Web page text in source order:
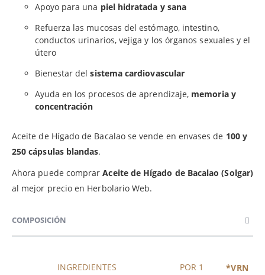
Apoyo para una piel hidratada y sana
Refuerza las mucosas del estómago, intestino,
conductos urinarios, vejiga y los órganos sexuales y el
útero
Bienestar delsistema cardiovascular
Ayuda en los procesos de aprendizaje, memoria y
concentración
Aceite de Hígado de Bacalao se vende en envases de 100 y
250 cápsulas blandas.
Ahora puede comprarAceite de Hígado de Bacalao (Solgar)
al mejor precio en Herbolario Web.
COMPOSICIÓN
INGREDIENTES
POR 1
*VRN